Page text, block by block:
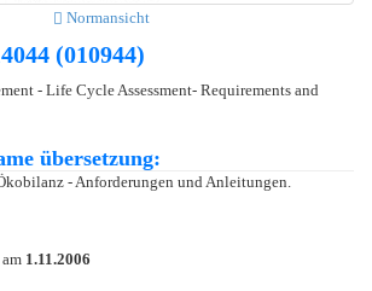
Normansicht
(010944)
- Life Cycle Assessment- Requirements and
übersetzung:
- Anforderungen und Anleitungen.
1.11.2006